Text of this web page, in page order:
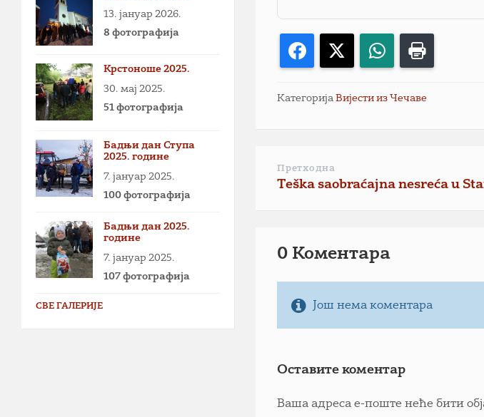
Facebook WhatsApp
КатегоријаВијести из Чечаве
Претходна
Teška saobraćajna nesreća u
0 Коментарa
Још нема коментара
Оставите коментар
Ваша адреса е-поште неће бити
13. јануар 2026.
8 фотографија
Крстоноше 2025.
30. мај 2025.
51 фотографија
Бадњи дан Ступа
2025. године
7. јануар 2025.
100 фотографија
Бадњи дан 2025.
године
7. јануар 2025.
107 фотографија
СВЕ ГАЛЕРИЈЕ